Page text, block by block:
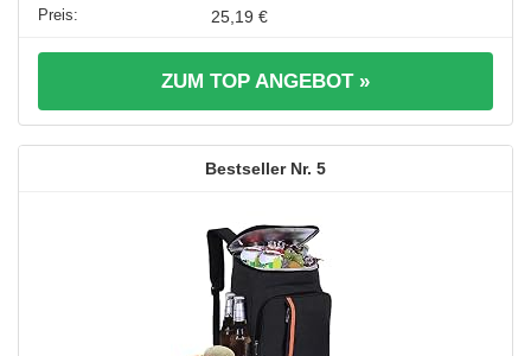
25,19 €
ZUM TOP ANGEBOT »
5